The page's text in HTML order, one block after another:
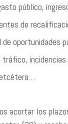
público,
de
de oportunidades
acortar los